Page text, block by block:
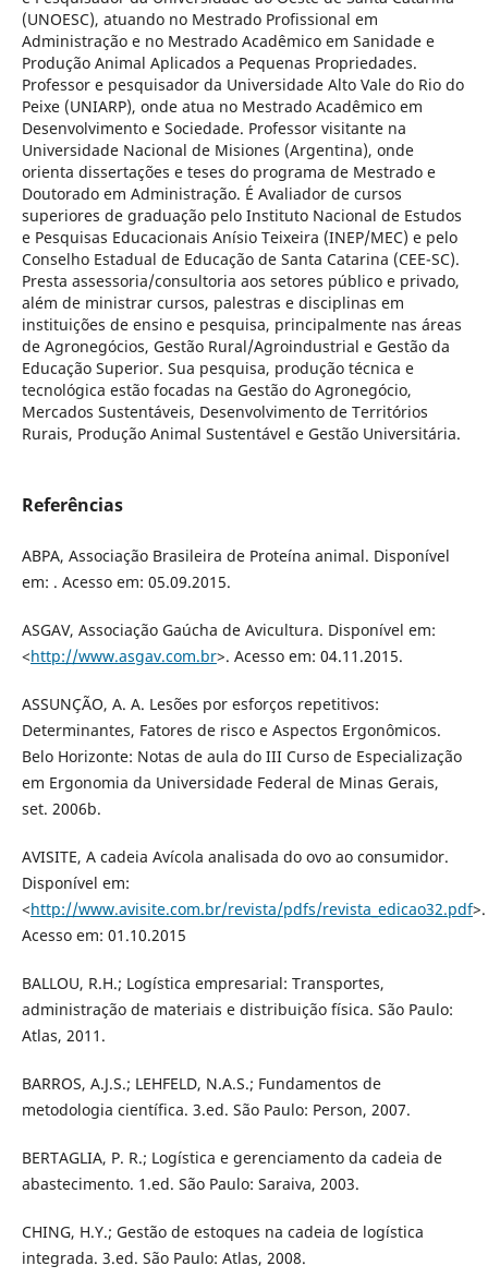
(UNOESC), atuando no Mestrado Profissional em
Administração e no Mestrado Acadêmico em Sanidade e
Produção Animal Aplicados a Pequenas Propriedades.
Professor e pesquisador da Universidade Alto Vale do Rio do
Peixe (UNIARP), onde atua no Mestrado Acadêmico em
Desenvolvimento e Sociedade. Professor visitante na
Universidade Nacional de Misiones (Argentina), onde
orienta dissertações e teses do programa de Mestrado e
Doutorado em Administração. É Avaliador de cursos
superiores de graduação pelo Instituto Nacional de Estudos
e Pesquisas Educacionais Anísio Teixeira (INEP/MEC) e pelo
Conselho Estadual de Educação de Santa Catarina (CEE-SC).
Presta assessoria/consultoria aos setores público e privado,
além de ministrar cursos, palestras e disciplinas em
instituições de ensino e pesquisa, principalmente nas áreas
de Agronegócios, Gestão Rural/Agroindustrial e Gestão da
Educação Superior. Sua pesquisa, produção técnica e
tecnológica estão focadas na Gestão do Agronegócio,
Mercados Sustentáveis, Desenvolvimento de Territórios
Rurais, Produção Animal Sustentável e Gestão Universitária.
Referências
ABPA, Associação Brasileira de Proteína animal. Disponível
em: . Acesso em: 05.09.2015.
ASGAV, Associação Gaúcha de Avicultura. Disponível em:
<http://www.asgav.com.br>. Acesso em: 04.11.2015.
ASSUNÇÃO, A. A. Lesões por esforços repetitivos:
Determinantes, Fatores de risco e Aspectos Ergonômicos.
Belo Horizonte: Notas de aula do III Curso de Especialização
em Ergonomia da Universidade Federal de Minas Gerais,
set. 2006b.
AVISITE, A cadeia Avícola analisada do ovo ao consumidor.
Disponível em:
<http://www.avisite.com.br/revista/pdfs/revista_edicao32.pdf>.
Acesso em: 01.10.2015
BALLOU, R.H.; Logística empresarial: Transportes,
administração de materiais e distribuição física. São Paulo:
Atlas, 2011.
BARROS, A.J.S.; LEHFELD, N.A.S.; Fundamentos de
metodologia científica. 3.ed. São Paulo: Person, 2007.
BERTAGLIA, P. R.; Logística e gerenciamento da cadeia de
abastecimento. 1.ed. São Paulo: Saraiva, 2003.
CHING, H.Y.; Gestão de estoques na cadeia de logística
integrada. 3.ed. São Paulo: Atlas, 2008.